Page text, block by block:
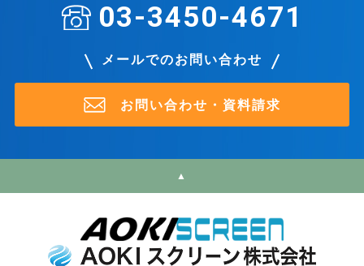
03-3450-4671
メールでのお問い合わせ
お問い合わせ・資料請求
▲